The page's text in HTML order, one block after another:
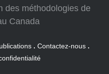
des méthodologies de
Canada
. Contactez-nous.